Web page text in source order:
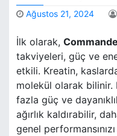
Ağustos 21, 2024
İlk olarak,
takviyeleri, güç ve
etkili. Kreatin,
molekül olarak bilinir.
fazla güç ve
ağırlık kaldırabilir,
genel